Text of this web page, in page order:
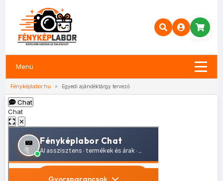
Menü
Fényképlabor.hu » Egyedi ajándéktárgy tervező
Chat
Chat
✕